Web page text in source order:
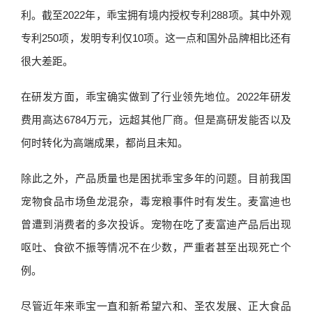
利。截至2022年，乖宝拥有境内授权专利288项。其中外观
专利250项，发明专利仅10项。这一点和国外品牌相比还有
很大差距。
在研发方面，乖宝确实做到了行业领先地位。2022年研发
费用高达6784万元，远超其他厂商。但是高研发能否以及
何时转化为高端成果，都尚且未知。
除此之外，产品质量也是困扰乖宝多年的问题。目前我国
宠物食品市场鱼龙混杂，毒宠粮事件时有发生。麦富迪也
曾遭到消费者的多次投诉。宠物在吃了麦富迪产品后出现
呕吐、食欲不振等情况不在少数，严重者甚至出现死亡个
例。
尽管近年来乖宝一直和新希望六和、圣农发展、正大食品